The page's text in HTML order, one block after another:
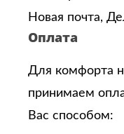
Новая почта,
Оплата
Для комфорта
принимаем
Вас способом: